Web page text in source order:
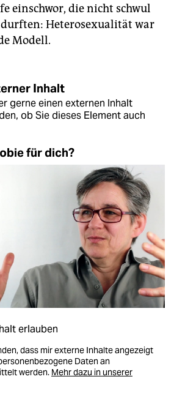
einschwor, die nicht schwul
durften: Heterosexualität war
Modell.
Inhalt
gerne einen externen Inhalt
ob Sie dieses Element auch
für dich?
erlauben
dass mir externe Inhalte angezeigt
Daten an
werden. Mehr dazu in unserer